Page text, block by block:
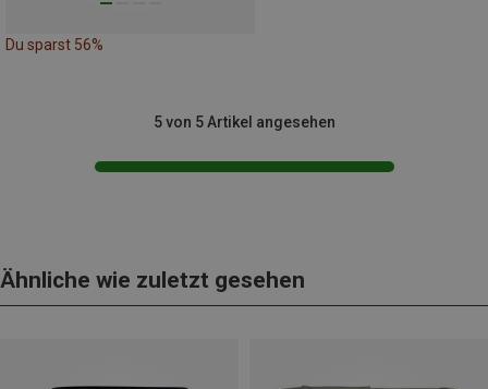
Du sparst 56%
5 von 5 Artikel angesehen
Ähnliche wie zuletzt gesehen